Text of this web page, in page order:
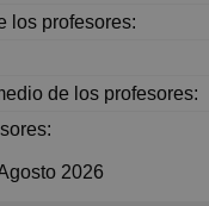
los profesores:
de los profesores:
2026